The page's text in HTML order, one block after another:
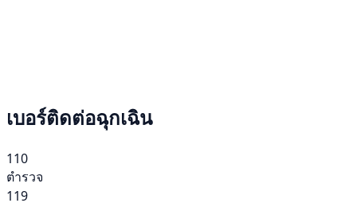
เบอร์ติดต่อฉุกเฉิน
110
ตำรวจ
119